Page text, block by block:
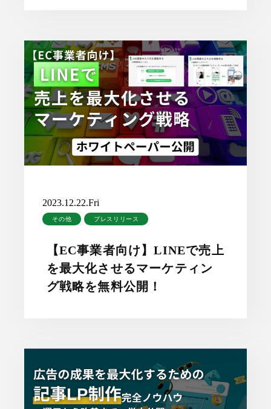
2023.12.22.Fri
その他 プレスリリース
【EC事業者向け】LINEで売上
を最大化させるマーケティン
グ戦略を無料公開！